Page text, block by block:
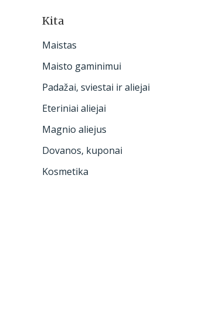
Kita
Maistas
Maisto gaminimui
Padažai, sviestai ir aliejai
Eteriniai aliejai
Magnio aliejus
Dovanos, kuponai
Kosmetika